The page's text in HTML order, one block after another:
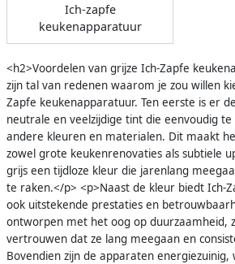
Ich-zapfe
keukenapparatuur
<h2>Voordelen van grijze Ich-Zapfe
zijn tal van redenen waarom je zou willen
Zapfe keukenapparatuur. Ten eerste is er
neutrale en veelzijdige tint die eenvoudig
andere kleuren en materialen. Dit maakt
zowel grote keukenrenovaties als subtiele
grijs een tijdloze kleur die jarenlang
te raken.</p> <p>Naast de kleur biedt Ich-
ook uitstekende prestaties en
ontworpen met het oog op duurzaamheid,
vertrouwen dat ze lang meegaan en
Bovendien zijn de apparaten